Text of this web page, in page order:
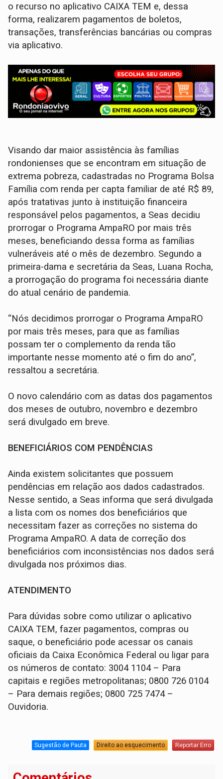
o recurso no aplicativo CAIXA TEM e, dessa
forma, realizarem pagamentos de boletos,
transações, transferências bancárias ou compras
via aplicativo.
Visando dar maior assistência às famílias
rondonienses que se encontram em situação de
extrema pobreza, cadastradas no Programa Bolsa
Família com renda per capta familiar de até R$ 89,
após tratativas junto à instituição financeira
responsável pelos pagamentos, a Seas decidiu
prorrogar o Programa AmpaRO por mais três
meses, beneficiando dessa forma as famílias
vulneráveis até o mês de dezembro. Segundo a
primeira-dama e secretária da Seas, Luana Rocha,
a prorrogação do programa foi necessária diante
do atual cenário de pandemia.
“Nós decidimos prorrogar o Programa AmpaRO
por mais três meses, para que as famílias
possam ter o complemento da renda tão
importante nesse momento até o fim do ano”,
ressaltou a secretária.
O novo calendário com as datas dos pagamentos
dos meses de outubro, novembro e dezembro
será divulgado em breve.
BENEFICIÁRIOS COM PENDÊNCIAS
Ainda existem solicitantes que possuem
pendências em relação aos dados cadastrados.
Nesse sentido, a Seas informa que será divulgada
a lista com os nomes dos beneficiários que
necessitam fazer as correções no sistema do
Programa AmpaRO. A data de correção dos
beneficiários com inconsistências nos dados será
divulgada nos próximos dias.
ATENDIMENTO
Para dúvidas sobre como utilizar o aplicativo
CAIXA TEM, fazer pagamentos, compras ou
saque, o beneficiário pode acessar os canais
oficiais da Caixa Econômica Federal ou ligar para
os números de contato: 3004 1104 – Para
capitais e regiões metropolitanas; 0800 726 0104
– Para demais regiões; 0800 725 7474 –
Ouvidoria.
Sugestão de Pauta Direito ao esquecimento Reportar Erro